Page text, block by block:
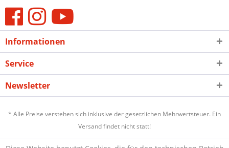
Informationen
Service
Newsletter
* Alle Preise verstehen sich inklusive der gesetzlichen Mehrwertsteuer. Ein
Versand findet nicht statt!